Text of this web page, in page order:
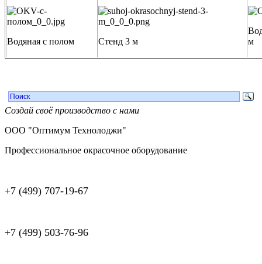
Водяная с полом Стенд 3 м
м
Создай своё производство с нами
ООО "Оптимум Технолоджи"
Профессиональное окрасочное оборудование
+7 (499) 707-19-67
+7 (499) 503-76-96